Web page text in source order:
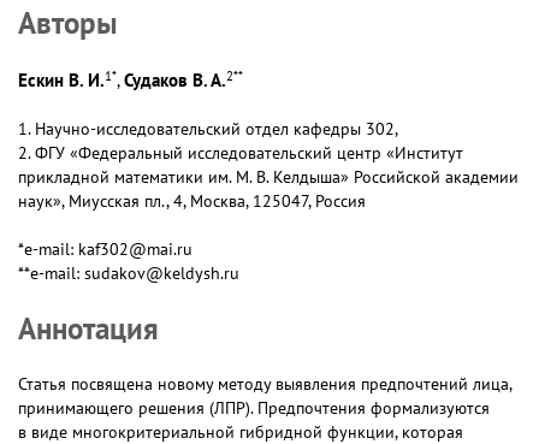
Авторы
Ескин В. И.1*,Судаков В. А.2**
1. Научно-исследовательский отдел кафедры 302,
2. ФГУ «Федеральный исследовательский центр «Институт
прикладной математики им. М. В. Келдыша» Российской академии
наук», Миусская пл., 4, Москва, 125047, Россия
*e-mail: kaf302@mai.ru
**e-mail: sudakov@keldysh.ru
Аннотация
Статья посвящена новому методу выявления предпочтений лица,
принимающего решения (ЛПР). Предпочтения формализуются
в виде многокритериальной гибридной функции, которая